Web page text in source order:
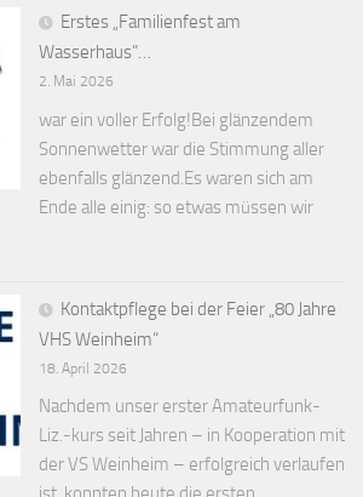
Erstes „Familienfest am
Wasserhaus“…
2. Mai 2026
war ein voller Erfolg!Bei glänzendem
Sonnenwetter war die Stimmung aller
ebenfalls glänzend.Es waren sich am
Ende alle einig: so etwas müssen wir
Kontaktpflege bei der Feier „80 Jahre
VHS Weinheim“
18. April 2026
Nachdem unser erster Amateurfunk-
Liz.-kurs seit Jahren – in Kooperation mit
der VS Weinheim – erfolgreich verlaufen